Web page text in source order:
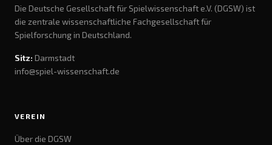
Die Deutsche Gesellschaft für Spielwissenschaft e.V. (DGSW) ist
die zentrale wissenschaftliche Fachgesellschaft für
Spielforschung in Deutschland.
Sitz: Darmstadt
info@spiel-wissenschaft.de
VEREIN
Über die DGSW